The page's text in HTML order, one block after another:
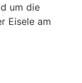
um die
Eisele am